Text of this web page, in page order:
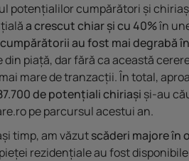
potențialilor cumpărători și
a crescut chiar și cu 40%în
cumpărătorii au fost mai degrabă
din piață, dar fără ca această
mare de tranzacții. În total,
de potențiali chiriași și-au
pe parcursul acestui an.
timp, am văzutscăderi majore în
rezidențiale au fost